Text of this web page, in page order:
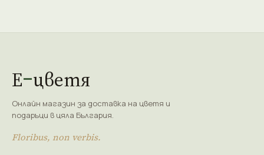
Е цветя
Онлайн магазин за доставка на цветя и
подаръци в цяла България.
Floribus, non verbis.